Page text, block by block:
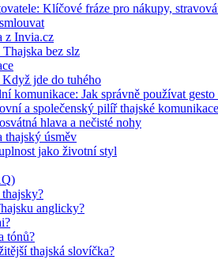
Klíčové fráze pro nákupy,
z Invia.cz
bez slz
jde do tuhého
komunikace: Jak správně používat
a společenský pilíř thajské komunikace
hlava a nečisté nohy
thajský úsměv
jako životní styl
thajsky?
anglicky?
tónů?
thajská slovíčka?